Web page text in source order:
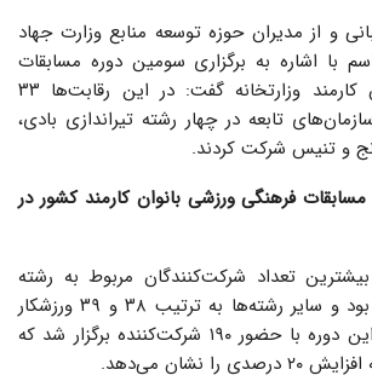
و از مدیران حوزه توسعه منابع وزارت جهاد
با اشاره به برگزاری سومین دوره مسابقات
فرهنگی‌ورزشی بانوان کارمند وزارتخانه گفت: در این رقابت‌ها ۳۳
تابعه در چهار رشته تیراندازی بادی،
و تنیس شرکت کردند.
فرهنگی‌ ورزشی بانوان کارمند کشور در
بیشترین تعداد شرکت‌کنندگان مربوط به رشته
تنیس با ۴۱ ورزشکار بود و سایر رشته‌ها به ترتیب ۳۸ و ۳۹ ورزشکار
داشتند. در مجموع، این دوره با حضور ۱۹۰ شرکت‌کننده برگزار شد که
نشان می‌دهد.